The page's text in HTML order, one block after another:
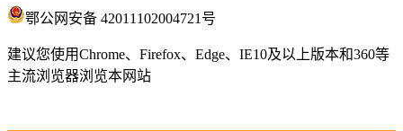
鄂公网安备 42011102004721号
建议您使用Chrome、Firefox、Edge、IE10及以上版本和360等
主流浏览器浏览本网站